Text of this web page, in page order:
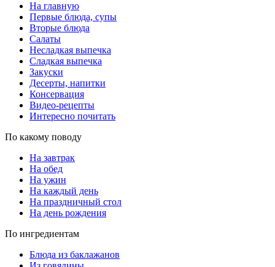
На главную
Первые блюда, супы
Вторые блюда
Салаты
Несладкая выпечка
Сладкая выпечка
Закуски
Десерты, напитки
Консервация
Видео-рецепты
Интересно почитать
По какому поводу
На завтрак
На обед
На ужин
На каждый день
На праздничный стол
На день рождения
По ингредиентам
Блюда из баклажанов